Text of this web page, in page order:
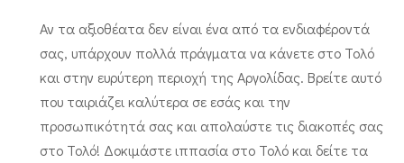
Αν τα αξιοθέατα δεν είναι ένα από τα ενδιαφέροντά
σας, υπάρχουν πολλά πράγματα να κάνετε στο Τολό
και στην ευρύτερη περιοχή της Αργολίδας. Βρείτε αυτό
που ταιριάζει καλύτερα σε εσάς και την
προσωπικότητά σας και απολαύστε τις διακοπές σας
στο Τολό! Δοκιμάστε ιππασία στο Τολό και δείτε τα